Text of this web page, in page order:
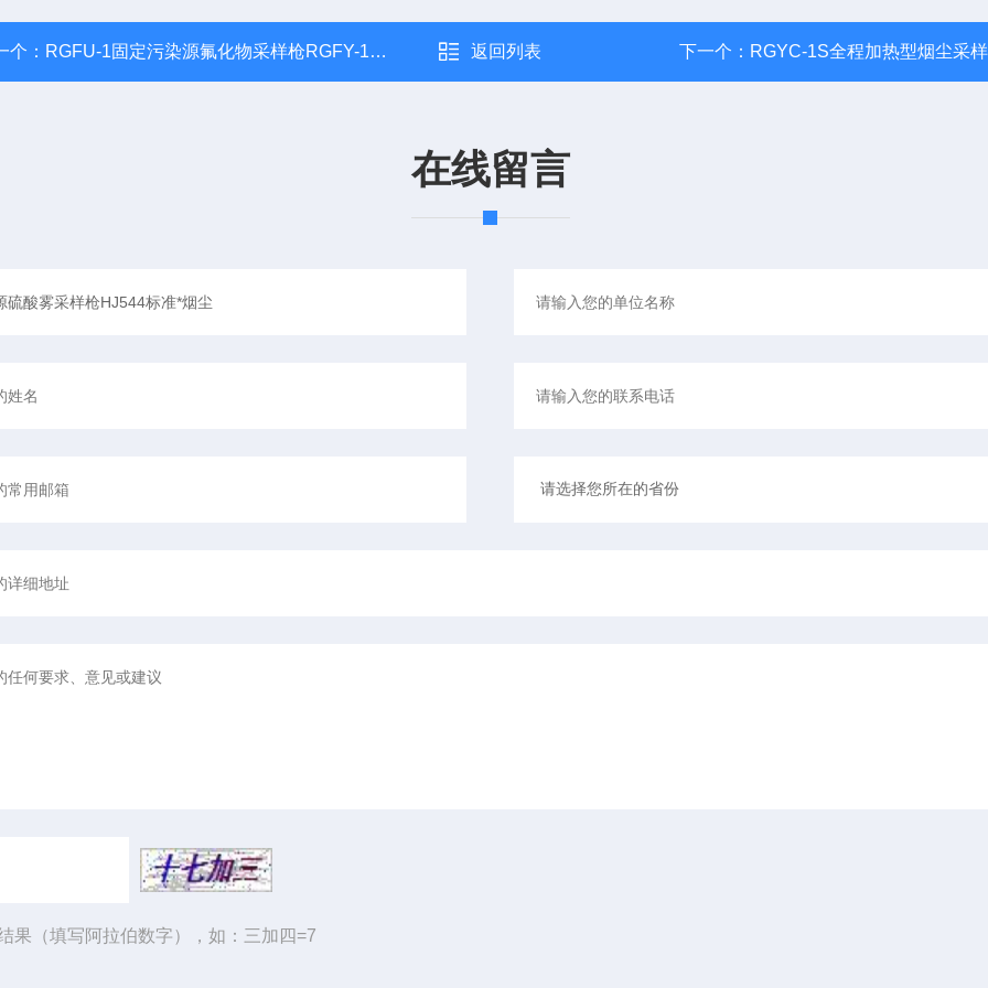
个： RGFU-1固定污染源氟化物采样枪RGFY-1型HJ/T67烟尘 返回列表 下一个： RGYC-1S全程加热型烟尘采
在线留言
果（填写阿拉伯数字），如：三加四=7